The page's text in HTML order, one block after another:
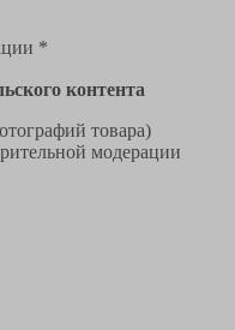
*
контента
товара)
модерации